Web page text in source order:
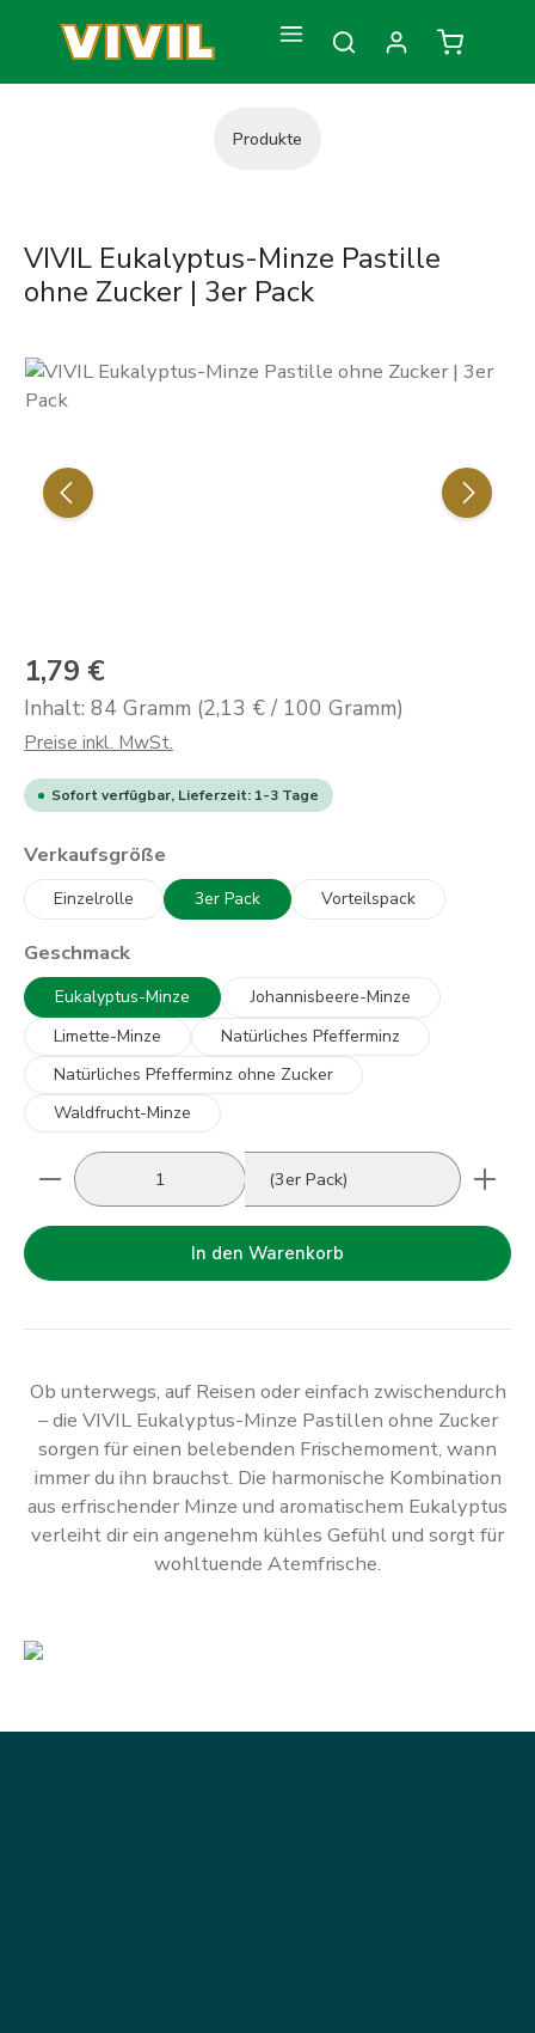
Zum Hauptinhalt springen
Produkte
VIVIL Eukalyptus-Minze Pastille
ohne Zucker | 3er Pack
Bildergalerie überspringen
1,79 €
Inhalt: 84 Gramm (2,13 € / 100 Gramm)
Preise inkl. MwSt.
Sofort verfügbar, Lieferzeit: 1-3 Tage
Verkaufsgröße
Einzelrolle 3er Pack Vorteilspack
Geschmackauswählen
Eukalyptus-Minze
Johannisbeere-Minze
Limette-Minze
Natürliches Pfefferminz
Natürliches Pfefferminz ohne Zucker
Waldfrucht-Minze
Produkt Anzahl: Gib den gewünschten Wert ein
(3er Pack)
In den Warenkorb
Ob unterwegs, auf Reisen oder einfach zwischendurch
– die VIVIL Eukalyptus-Minze Pastillen ohne Zucker
sorgen für einen belebenden Frischemoment, wann
immer du ihn brauchst. Die harmonische Kombination
aus erfrischender Minze und aromatischem Eukalyptus
verleiht dir ein angenehm kühles Gefühl und sorgt für
wohltuende Atemfrische.